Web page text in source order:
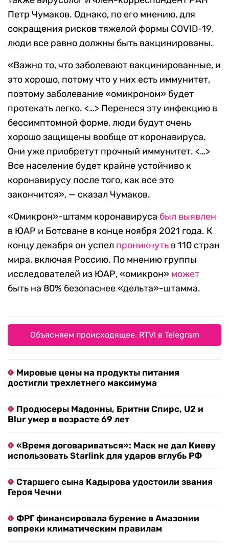
Петр Чумаков. Однако, по его мнению, для
сокращения рисков тяжелой формы COVID-19,
люди все равно должны быть вакцинированы.
«Важно то, что заболевают вакцинированные, и
это хорошо, потому что у них есть иммунитет,
поэтому заболевание «омикроном» будет
протекать легко. <…> Перенеся эту инфекцию в
бессимптомной форме, люди будут очень
хорошо защищены вообще от коронавируса.
Они уже приобретут прочный иммунитет. <…>
Все население будет крайне устойчиво к
коронавирусу после того, как все это
закончится», — сказал Чумаков.
«Омикрон»-штамм коронавируса был выявлен
в ЮАР и Ботсване в конце ноября 2021 года. К
концу декабря он успел проникнуть в 110 стран
мира, включая Россию. По мнению группы
исследователей из ЮАР, «омикрон» может
быть на 80% безопаснее «дельта»-штамма.
Объясняем происходящее. RTVI в Telegram
Мировые цены на продукты питания
достигли трехлетнего максимума
Продюсеры Мадонны, Бритни Спирс, U2 и
Blur умер в возрасте 69 лет
«Время договариваться»: Маск не дал Киеву
использовать Starlink для ударов вглубь РФ
Старшего сына Кадырова удостоили звания
Героя Чечни
ФРГ финансировала бурение в Амазонии
вопреки климатическим правилам